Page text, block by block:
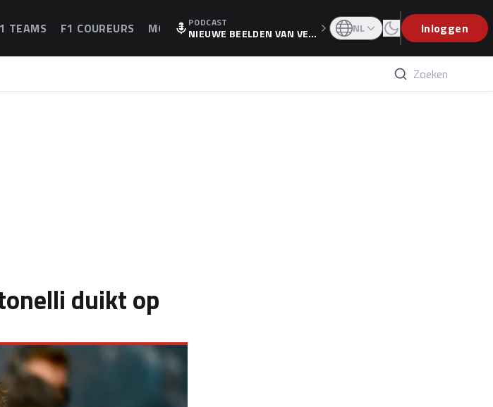
TEAMS F1 COUREURS MOTOGPPODCAST
NIEUWE BEELDEN VAN VER
WEET IS ER NU GETEKEND'
NL Inloggen
duikt op